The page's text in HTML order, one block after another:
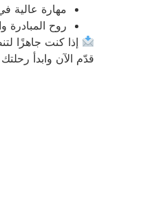
مهارة عالية
روح المبادرة
إذا كنت جاهزًا
قدّم الآن وابدأ